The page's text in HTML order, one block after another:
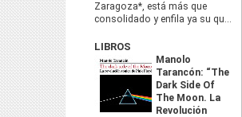
Zaragoza*, está más que
consolidado y enfila ya su qu...
LIBROS
Manolo
Tarancón: “The
Dark Side Of
The Moon. La
Revolución